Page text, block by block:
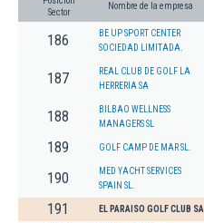
Sector
Nombre de la empresa
186
BE UP SPORT CENTER
SOCIEDAD LIMITADA.
187
REAL CLUB DE GOLF LA
HERRERIA SA
188
BILBAO WELLNESS
MANAGERS SL
189 GOLF CAMP DE MAR SL.
190
MED YACHT SERVICES
SPAIN SL.
191 EL PARAISO GOLF CLUB SA